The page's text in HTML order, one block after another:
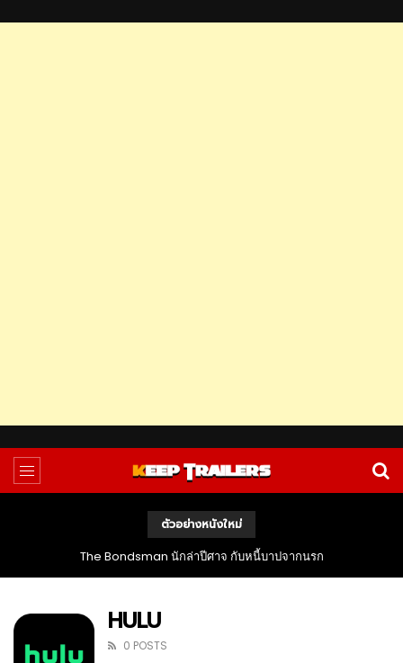
ตัวอย่างหนังใหม่
The Bondsman นักล่าปีศาจ กับหนี้บาปจากนรก
HULU
0 POSTS